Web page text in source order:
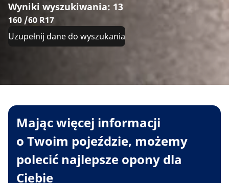
Wyniki wyszukiwania: 13
160 /60 R17
Uzupełnij dane do wyszukania
Mając więcej informacji
o Twoim pojeździe, możemy
polecić najlepsze opony dla
Ciebie